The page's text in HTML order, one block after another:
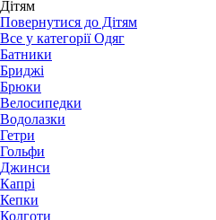
Дітям
Повернутися до Дітям
Все у категорії Одяг
Батники
Бриджі
Брюки
Велосипедки
Водолазки
Гетри
Гольфи
Джинси
Капрі
Кепки
Колготи